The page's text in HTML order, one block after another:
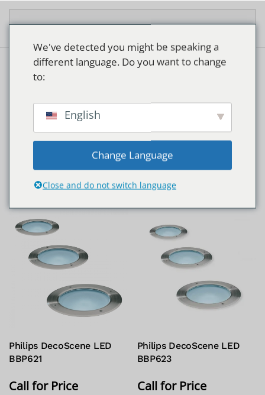
TUINEN
Producten getagged “Tuinen”
Philips DecoScene LED
BBP621
Call for Price
Philips DecoScene LED
BBP623
Call for Price
We've detected you might be speaking a
different language. Do you want to change
to:
English
Change Language
Close and do not switch language